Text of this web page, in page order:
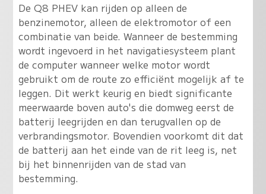
De Q8 PHEV kan rijden op alleen de
benzinemotor, alleen de elektromotor of een
combinatie van beide. Wanneer de bestemming
wordt ingevoerd in het navigatiesysteem plant
de computer wanneer welke motor wordt
gebruikt om de route zo efficiënt mogelijk af te
leggen. Dit werkt keurig en biedt significante
meerwaarde boven auto's die domweg eerst de
batterij leegrijden en dan terugvallen op de
verbrandingsmotor. Bovendien voorkomt dit dat
de batterij aan het einde van de rit leeg is, net
bij het binnenrijden van de stad van
bestemming.